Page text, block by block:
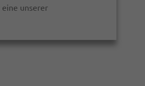
eine unserer